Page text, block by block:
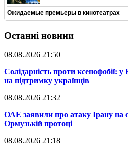
Ожидаемые премьеры в кинотеатрах
Останні новини
08.08.2026 21:50
​Солідарність проти ксенофобії:
на підтримку українців
08.08.2026 21:32
​ОАЕ заявили про атаку Ірану на
Ормузькій протоці
08.08.2026 21:18